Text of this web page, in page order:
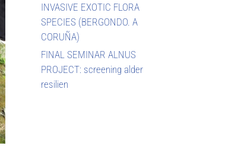
INVASIVE EXOTIC FLORA
SPECIES (BERGONDO. A
CORUÑA)
FINAL SEMINAR ALNUS
PROJECT: screening alder
resilien